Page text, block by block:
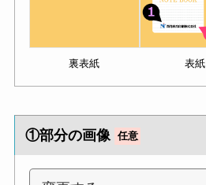
裏表紙 表紙
①部分の画像 任意